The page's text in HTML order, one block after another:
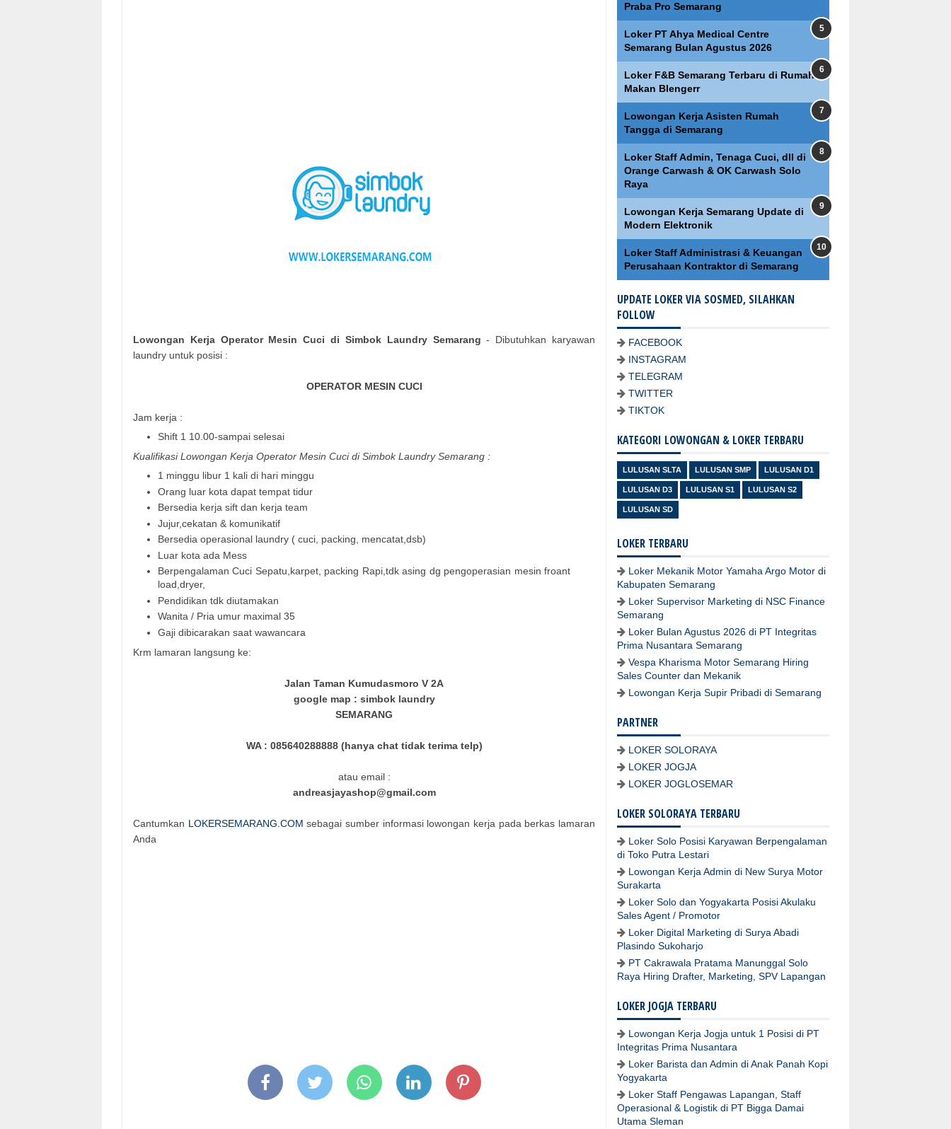
Lowongan Kerja Operator Mesin Cuci di Simbok Laundry Semarang - Dibutuhkan karyawan
laundry untuk posisi :
OPERATOR MESIN CUCI
Jam kerja :
Shift 1 10.00-sampai selesai
Kualifikasi Lowongan Kerja Operator Mesin Cuci di Simbok Laundry Semarang :
1 minggu libur 1 kali di hari minggu
Orang luar kota dapat tempat tidur
Bersedia kerja sift dan kerja team
Jujur,cekatan & komunikatif
Bersedia operasional laundry ( cuci, packing, mencatat,dsb)
Luar kota ada Mess
Berpengalaman Cuci Sepatu,karpet, packing Rapi,tdk asing dg pengoperasian mesin froant
load,dryer,
Pendidikan tdk diutamakan
Wanita / Pria umur maximal 35
Gaji dibicarakan saat wawancara
Krm lamaran langsung ke:
Jalan Taman Kumudasmoro V 2A
google map : simbok laundry
SEMARANG
WA : 085640288888 (hanya chat tidak terima telp)
atau email :
andreasjayashop@gmail.com
Cantumkan LOKERSEMARANG.COM sebagai sumber informasi lowongan kerja pada berkas lamaran
Anda
Praba Pro Semarang
Loker PT Ahya Medical Centre
Semarang Bulan Agustus 2026
Loker F&B Semarang Terbaru di Rumah
Makan Blengerr
Lowongan Kerja Asisten Rumah
Tangga di Semarang
Loker Staff Admin, Tenaga Cuci, dll di
Orange Carwash & OK Carwash Solo
Raya
Lowongan Kerja Semarang Update di
Modern Elektronik
Loker Staff Administrasi & Keuangan
Perusahaan Kontraktor di Semarang
UPDATE LOKER VIA SOSMED, SILAHKAN
FOLLOW
FACEBOOK
INSTAGRAM
TELEGRAM
TWITTER
TIKTOK
KATEGORI LOWONGAN & LOKER TERBARU
LULUSAN SLTA LULUSAN SMP LULUSAN D1
LULUSAN D3 LULUSAN S1 LULUSAN S2
LULUSAN SD
LOKER TERBARU
Loker Mekanik Motor Yamaha Argo Motor di
Kabupaten Semarang
Loker Supervisor Marketing di NSC Finance
Semarang
Loker Bulan Agustus 2026 di PT Integritas
Prima Nusantara Semarang
Vespa Kharisma Motor Semarang Hiring
Sales Counter dan Mekanik
Lowongan Kerja Supir Pribadi di Semarang
PARTNER
LOKER SOLORAYA
LOKER JOGJA
LOKER JOGLOSEMAR
LOKER SOLORAYA TERBARU
Loker Solo Posisi Karyawan Berpengalaman
di Toko Putra Lestari
Lowongan Kerja Admin di New Surya Motor
Surakarta
Loker Solo dan Yogyakarta Posisi Akulaku
Sales Agent / Promotor
Loker Digital Marketing di Surya Abadi
Plasindo Sukoharjo
PT Cakrawala Pratama Manunggal Solo
Raya Hiring Drafter, Marketing, SPV Lapangan
LOKER JOGJA TERBARU
Lowongan Kerja Jogja untuk 1 Posisi di PT
Integritas Prima Nusantara
Loker Barista dan Admin di Anak Panah Kopi
Yogyakarta
Loker Staff Pengawas Lapangan, Staff
Operasional & Logistik di PT Bigga Damai
Utama Sleman